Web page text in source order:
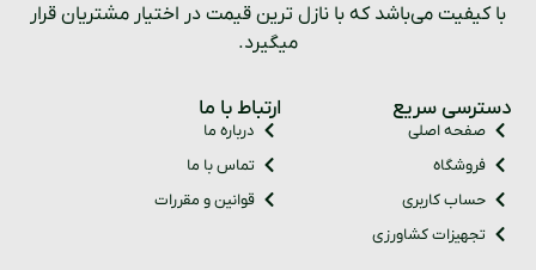
با کیفیت می‌باشد که با نازل ترین قیمت در اختیار مشتریان قرار
میگیرد.
دسترسی سریع
صفحه اصلی
فروشگاه
حساب کاربری
تجهیزات کشاورزی
ارتباط با ما
درباره ما
تماس با ما
قوانین و مقررات